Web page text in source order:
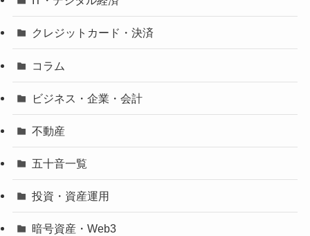
クレジットカード・決済
コラム
ビジネス・企業・会計
不動産
五十音一覧
投資・資産運用
暗号資産・Web3